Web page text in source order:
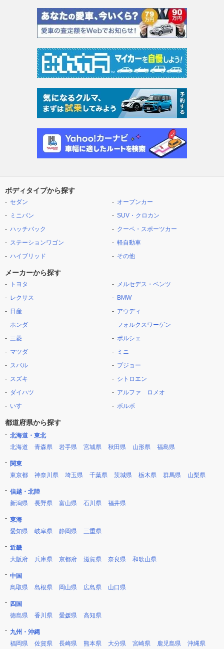
ボディタイプから探す
セダン
ミニバン
ハッチバック
ステーションワゴン
ハイブリッド
オープンカー
SUV・クロカン
クーペ・スポーツカー
軽自動車
その他
メーカーから探す
トヨタ
レクサス
日産
ホンダ
三菱
マツダ
スバル
スズキ
ダイハツ
いすゞ
メルセデス・ベンツ
BMW
アウディ
フォルクスワーゲン
ポルシェ
ミニ
プジョー
シトロエン
アルファ ロメオ
ボルボ
都道府県から探す
北海道・東北
北海道
青森県 岩手県 宮城県 秋田県 山形県 福島県
関東
東京都
神奈川県 埼玉県 千葉県 茨城県 栃木県 群馬県 山梨県
信越・北陸
新潟県
長野県 富山県 石川県 福井県
東海
愛知県
岐阜県 静岡県 三重県
近畿
大阪府
兵庫県 京都府 滋賀県 奈良県 和歌山県
中国
鳥取県
島根県 岡山県 広島県 山口県
四国
徳島県
香川県 愛媛県 高知県
九州・沖縄
福岡県
佐賀県 長崎県 熊本県 大分県 宮崎県 鹿児島県 沖縄県